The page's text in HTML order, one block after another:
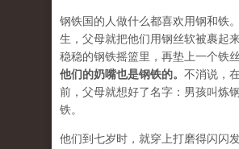
钢铁国的人做什么都喜欢用钢和铁
生，父母就把他们用钢丝软被裹起
稳稳的钢铁摇篮里，再垫上一个
他们的奶嘴也是钢铁的。 不消说，
前，父母就想好了名字：男孩叫炼
铁。
他们到七岁时，就穿上打磨得闪闪